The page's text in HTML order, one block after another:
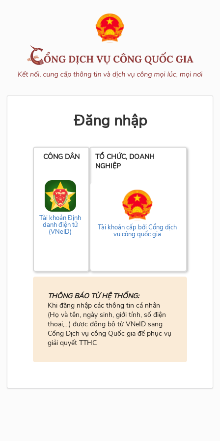
Đăng nhập
CÔNG DÂN
Tài khoản Định
danh điện tử
(VNeID)
TỔ CHỨC, DOANH
NGHIỆP
Tài khoản cấp bởi Cổng dịch
vụ công quốc gia
THÔNG BÁO TỪ HỆ THỐNG:
Khi đăng nhập các thông tin cá nhân
(Họ và tên, ngày sinh, giới tính, số điện
thoại,...) được đồng bộ từ VNeID sang
Cổng Dịch vụ công Quốc gia để phục vụ
giải quyết TTHC